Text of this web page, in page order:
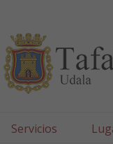
Servicios